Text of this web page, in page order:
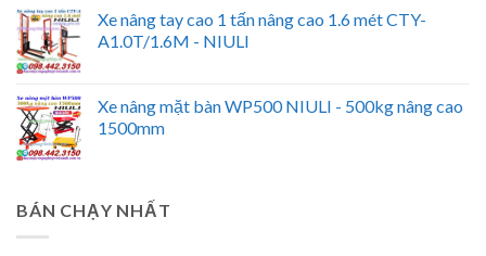
Xe nâng tay cao 1 tấn nâng cao 1.6 mét CTY-
A1.0T/1.6M - NIULI
Xe nâng mặt bàn WP500 NIULI - 500kg nâng cao
1500mm
BÁN CHẠY NHẤT